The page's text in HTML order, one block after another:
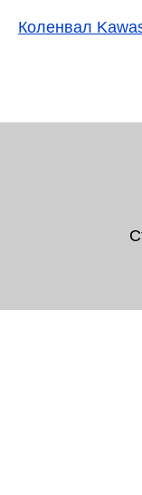
Коленвал